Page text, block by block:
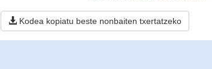
Kodea kopiatu beste nonbaiten txertatzeko